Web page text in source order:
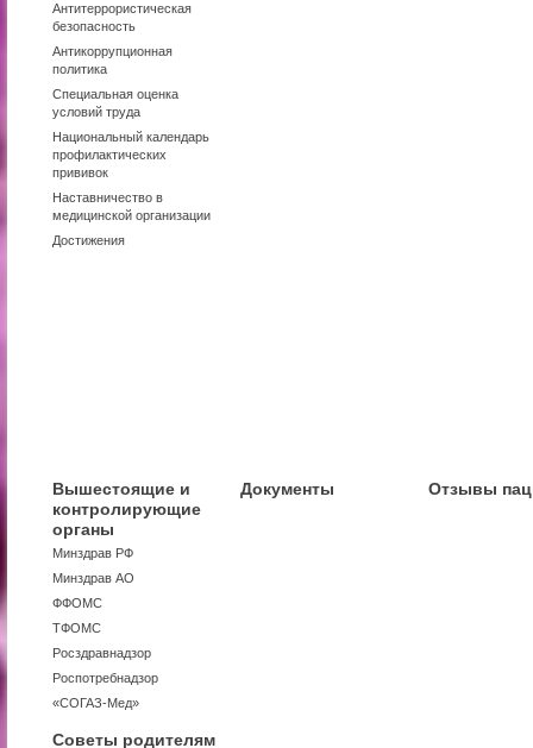
Антитеррористическая
безопасность
Антикоррупционная
политика
Специальная оценка
условий труда
Национальный календарь
профилактических
прививок
Наставничество в
медицинской организации
Достижения
Вышестоящие и
контролирующие
органы
Минздрав РФ
Минздрав АО
ФФОМС
ТФОМС
Росздравнадзор
Роспотребнадзор
«СОГАЗ-Мед»
Документы Отзывы
Советы родителям